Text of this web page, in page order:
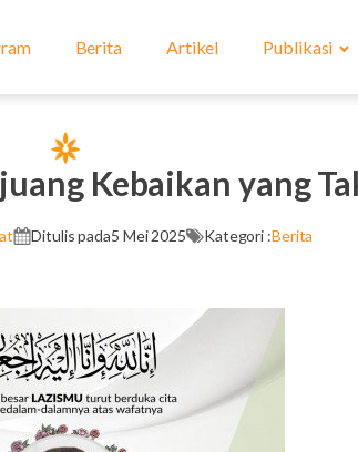
Berita Artikel Publikasi
Kebaikan yang
Ditulis pada5 Mei 2025 Kategori :Berita